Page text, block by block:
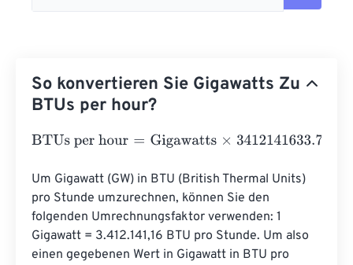
So konvertieren Sie Gigawatts Zu
BTUs per hour?
BTUs per hour=Gigawatts×3412141633.738
Um Gigawatt (GW) in BTU (British Thermal Units)
pro Stunde umzurechnen, können Sie den
folgenden Umrechnungsfaktor verwenden: 1
Gigawatt = 3.412.141,16 BTU pro Stunde. Um also
einen gegebenen Wert in Gigawatt in BTU pro